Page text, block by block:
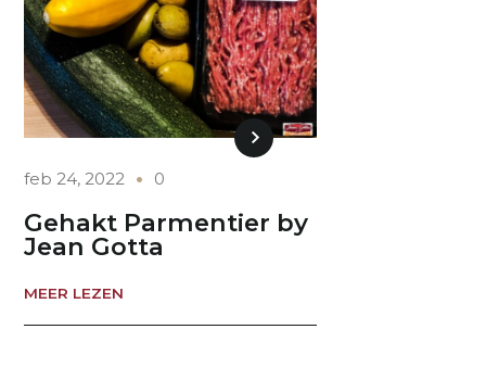
feb 24, 2022 0
Gehakt Parmentier by
Jean Gotta
MEER LEZEN